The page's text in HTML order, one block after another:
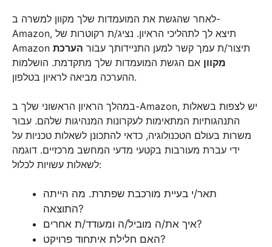
לאחר שהגשת את המועמדות שלך מקוון למשרה ב-
Amazon, תיצא לך לתהליכי הראיון. נציג/ת רקוטרות של
Amazon תיצור/ת עמך קשר למען התניידותך עבור הערכת
מקוון אם הגשת המועמדות שלך מתקדמת. הושלמות
ההערכה מביאה לראיון בטלפון.
במהלך הראיון הראשוני שלך ב-Amazon, יש לצפות בשאלות
התנהגותיות המתאימות לעקרונות המנהיגות שלהם. עבור
משרות בעולם הטכנולוגיה, כדאי להתכונן לשאלות טכניות על
ידי עברת מעורבות בקטעי מדעי המחשב מרכזיים. דוגמה
לשאלות עשויות לכלול:
תאר/י בעיית מורכבת שפתרת. מה הייתה
התוצאה?
איך את/ה מוביל/ה ומעודד/ת אחרים?
האם חלילת איתחוד פרויקט?